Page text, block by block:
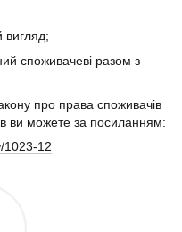
вигляд;
споживачеві разом з
про права споживачів
ви можете за посиланням:
1023-12